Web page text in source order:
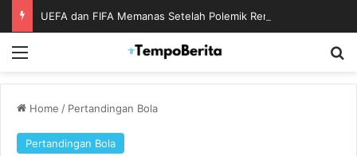
Home / Pertandingan Bola
Pertandingan Bola